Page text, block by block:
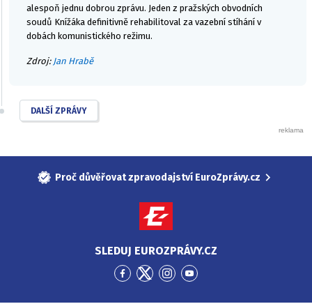
alespoň jednu dobrou zprávu. Jeden z pražských obvodních
soudů Knížáka definitivně rehabilitoval za vazební stíhání v
dobách komunistického režimu.
Zdroj: Jan Hrabě
DALŠÍ ZPRÁVY
Proč důvěřovat zpravodajství EuroZprávy.cz
SLEDUJ EUROZPRÁVY.CZ
PřejítPřejítPřejítPřejít